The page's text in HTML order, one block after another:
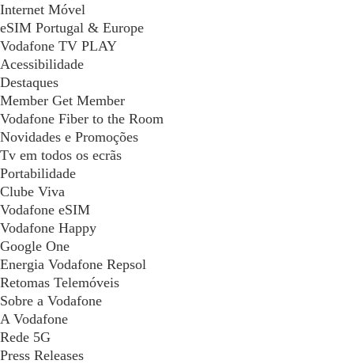
Internet Móvel
eSIM Portugal & Europe
Vodafone TV PLAY
Acessibilidade
Destaques
Member Get Member
Vodafone Fiber to the Room
Novidades e Promoções
Tv em todos os ecrãs
Portabilidade
Clube Viva
Vodafone eSIM
Vodafone Happy
Google One
Energia Vodafone Repsol
Retomas Telemóveis
Sobre a Vodafone
A Vodafone
Rede 5G
Press Releases